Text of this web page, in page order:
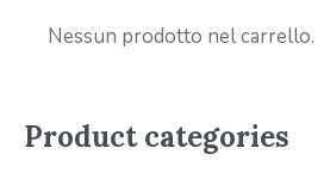
Nessun prodotto nel carrello.
Product categories